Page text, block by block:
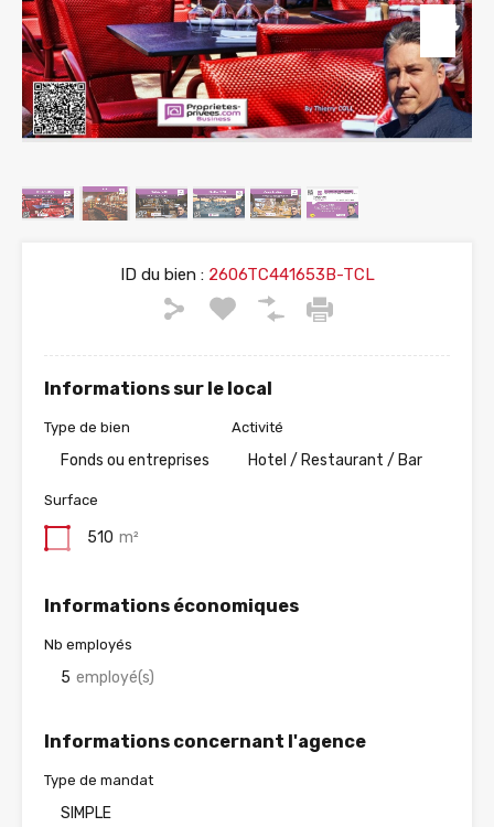
ID du bien :2606TC441653B-TCL
Informations sur le local
Type de bien
Fonds ou entreprises
Activité
Hotel / Restaurant / Bar
Surface
510 m²
Informations économiques
Nb employés
5 employé(s)
Informations concernant l'agence
Type de mandat
SIMPLE